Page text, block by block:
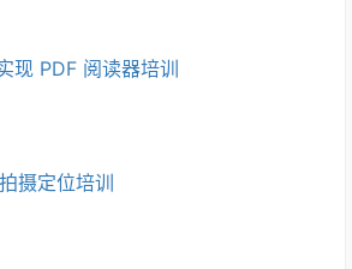
现 PDF 阅读器培训
摄定位培训